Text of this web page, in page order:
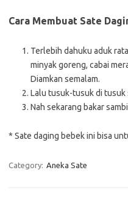
Cara Membuat Sate
Terlebih dahuku aduk
minyak goreng, cabai
Diamkan semalam.
Lalu tusuk-tusuk di tusuk
Nah sekarang bakar
* Sate daging bebek ini bisa
Category: Aneka Sate